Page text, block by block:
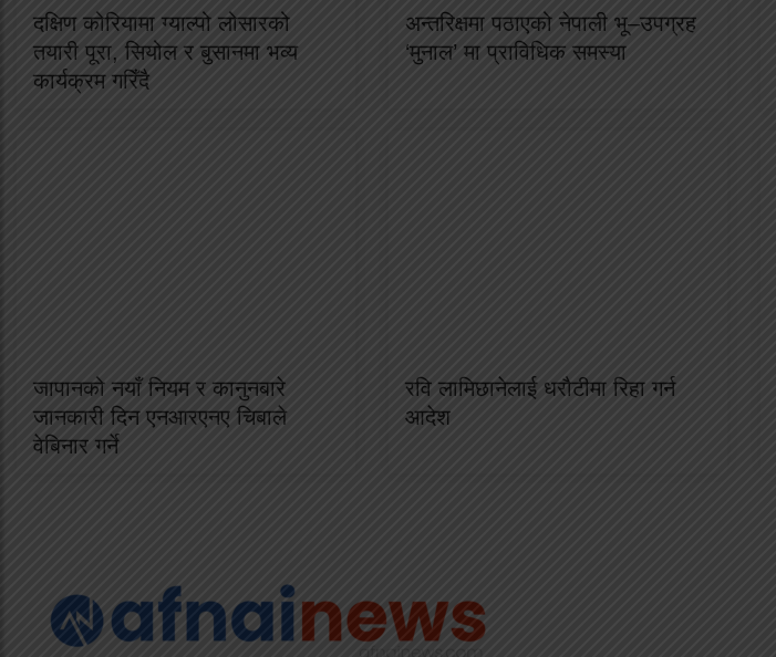
दक्षिण कोरियामा ग्याल्पो लोसारको
तयारी पूरा, सियोल र बुसानमा भव्य
कार्यक्रम गरिँदै
अन्तरिक्षमा पठाएको नेपाली भू–उपग्रह
‘मुनाल’ मा प्राविधिक समस्या
जापानको नयाँ नियम र कानुनबारे
जानकारी दिन एनआरएनए चिबाले
वेबिनार गर्ने
रवि लामिछानेलाई धरौटीमा रिहा गर्न
आदेश